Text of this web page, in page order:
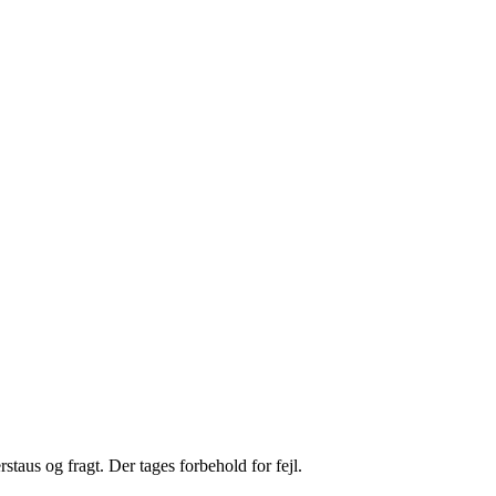
og fragt. Der tages forbehold for fejl.